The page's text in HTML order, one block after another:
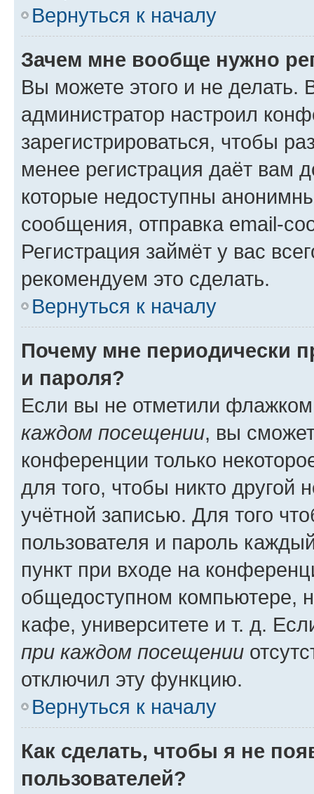
Вернуться к началу
Зачем мне вообще нужно
Вы можете этого и не делать.
администратор настроил
зарегистрироваться, чтобы
менее регистрация даёт вам
которые недоступны
сообщения, отправка email-
Регистрация займёт у вас
рекомендуем это сделать.
Вернуться к началу
Почему мне периодически
и пароля?
Если вы не отметили
каждом посещении, вы
конференции только
для того, чтобы никто другой
учётной записью. Для того
пользователя и пароль
пункт при входе на
общедоступном компьютере,
кафе, университете и т. д.
при каждом посещении
отключил эту функцию.
Вернуться к началу
Как сделать, чтобы я не
пользователей?